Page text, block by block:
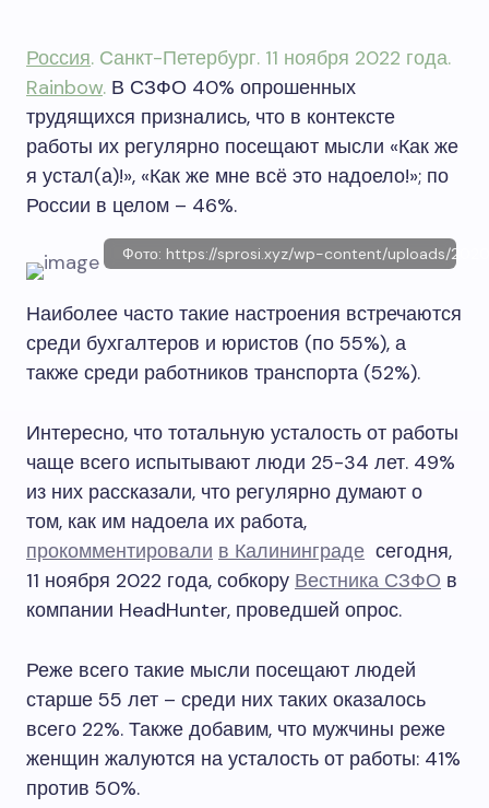
Россия. Санкт-Петербург. 11 ноября 2022 года.
Rainbow. В СЗФО 40% опрошенных
трудящихся признались, что в контексте
работы их регулярно посещают мысли «Как же
я устал(а)!», «Как же мне всё это надоело!»; по
России в целом – 46%.
Фото: https://sprosi.xyz/wp-content/uploads/
Наиболее часто такие настроения встречаются
среди бухгалтеров и юристов (по 55%), а
также среди работников транспорта (52%).
Интересно, что тотальную усталость от работы
чаще всего испытывают люди 25-34 лет. 49%
из них рассказали, что регулярно думают о
том, как им надоела их работа,
прокомментировали в Калининграде сегодня,
11 ноября 2022 года, собкору Вестника СЗФО в
компании HeadHunter, проведшей опрос.
Реже всего такие мысли посещают людей
старше 55 лет – среди них таких оказалось
всего 22%. Также добавим, что мужчины реже
женщин жалуются на усталость от работы: 41%
против 50%.